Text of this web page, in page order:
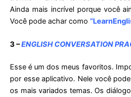
Ainda mais incrível porque você
Você pode achar como
3 –ENGLISH CONVERSATION
Esse é um dos meus favoritos.
por esse aplicativo. Nele você
os mais variados temas. Os